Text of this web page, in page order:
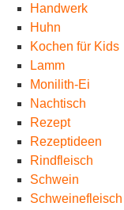
Handwerk
Huhn
Kochen für Kids
Lamm
Monilith-Ei
Nachtisch
Rezept
Rezeptideen
Rindfleisch
Schwein
Schweinefleisch